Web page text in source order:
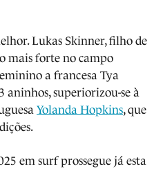
Lukas Skinner, filho de
mais forte no campo
a francesa Tya
aninhos, superiorizou-se à
Yolanda Hopkins, que
em surf prossegue já esta